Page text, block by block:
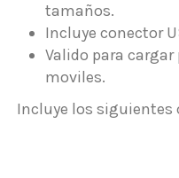
tamaños.
Incluye conector
Valido para
moviles.
Incluye los siguientes